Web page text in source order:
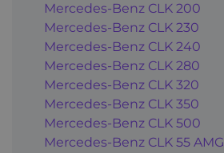
Mercedes-Benz CLK 200
Mercedes-Benz CLK 230
Mercedes-Benz CLK 240
Mercedes-Benz CLK 280
Mercedes-Benz CLK 320
Mercedes-Benz CLK 350
Mercedes-Benz CLK 500
Mercedes-Benz CLK 55 AMG